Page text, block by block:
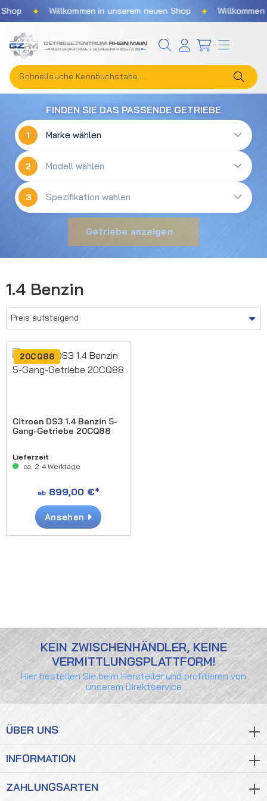
Zum Hauptinhalt springen
Willkommen in unserem neuen Shop ✦ Willkommen
FINDEN SIE DAS PASSENDE GETRIEBE
1
2
3
Getriebe anzeigen
1.4 Benzin
20CQ88
Citroen DS3 1.4 Benzin 5-
Gang-Getriebe 20CQ88
Lieferzeit
ca. 2-4 Werktage
ab899,00 €*
Ansehen
KEIN ZWISCHENHÄNDLER, KEINE
VERMITTLUNGSPLATTFORM!
Hier bestellen Sie beim Hersteller und profitieren von
unserem Direktservice
ÜBER UNS
INFORMATION
ZAHLUNGSARTEN